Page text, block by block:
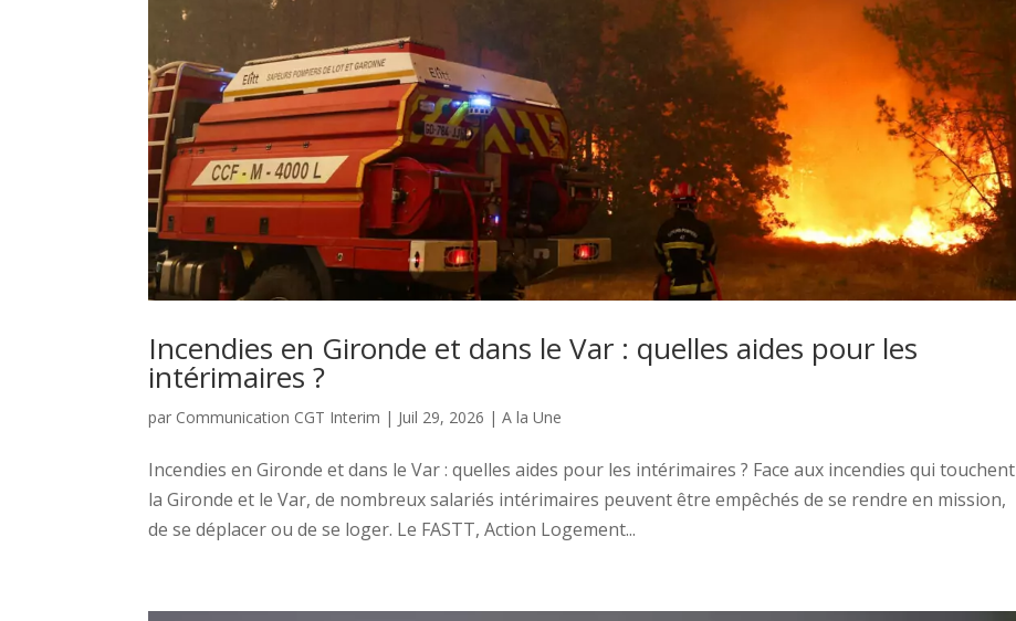
Incendies en Gironde et dans le Var : quelles aides pour les
intérimaires ?
par Communication CGT Interim | Juil 29, 2026 |A la Une
Incendies en Gironde et dans le Var : quelles aides pour les intérimaires ? Face aux incendies qui touchent
la Gironde et le Var, de nombreux salariés intérimaires peuvent être empêchés de se rendre en mission,
de se déplacer ou de se loger. Le FASTT, Action Logement...